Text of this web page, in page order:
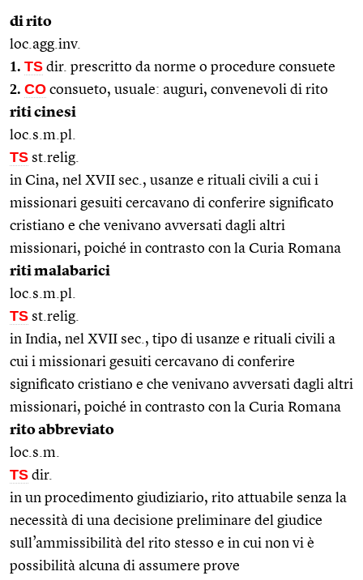
di rito
loc.agg.inv.
1. TS dir. prescritto da norme o procedure consuete
2. CO consueto, usuale: auguri, convenevoli di rito
riti cinesi
loc.s.m.pl.
TS st.relig.
in Cina, nel XVII sec., usanze e rituali civili a cui i
missionari gesuiti cercavano di conferire significato
cristiano e che venivano avversati dagli altri
missionari, poiché in contrasto con la Curia Romana
riti malabarici
loc.s.m.pl.
TS st.relig.
in India, nel XVII sec., tipo di usanze e rituali civili a
cui i missionari gesuiti cercavano di conferire
significato cristiano e che venivano avversati dagli altri
missionari, poiché in contrasto con la Curia Romana
rito abbreviato
loc.s.m.
TS dir.
in un procedimento giudiziario, rito attuabile senza la
necessità di una decisione preliminare del giudice
sull’ammissibilità del rito stesso e in cui non vi è
possibilità alcuna di assumere prove